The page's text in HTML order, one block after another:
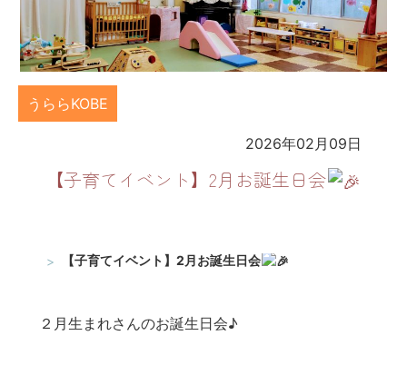
うららKOBE
2026年02月09日
【子育てイベント】2月お誕生日会
【子育てイベント】2月お誕生日会
２月生まれさんのお誕生日会♪